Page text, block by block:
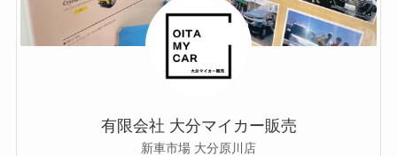
有限会社 大分マイカー販売
新車市場 大分原川店